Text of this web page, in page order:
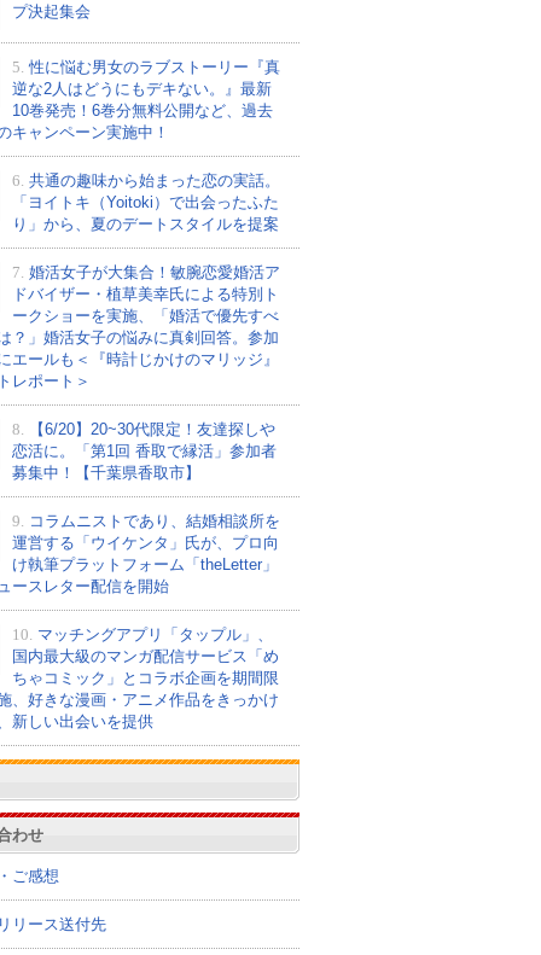
プ決起集会
5. 性に悩む男女のラブストーリー『真
逆な2人はどうにもデキない。』最新
10巻発売！6巻分無料公開など、過去
キャンペーン実施中！
6. 共通の趣味から始まった恋の実話。
「ヨイトキ（Yoitoki）で出会ったふた
り」から、夏のデートスタイルを提案
7. 婚活女子が大集合！敏腕恋愛婚活ア
ドバイザー・植草美幸氏による特別ト
ークショーを実施、「婚活で優先すべ
？」婚活女子の悩みに真剣回答。参加
エールも＜『時計じかけのマリッジ』
レポート＞
8.
【6/20】20~30代限定！友達探しや
恋活に。「第1回 香取で縁活」参加者
募集中！【千葉県香取市】
9.
コラムニストであり、結婚相談所を
運営する「ウイケンタ」氏が、プロ向
け執筆プラットフォーム「theLetter」
ースレター配信を開始
10. マッチングアプリ「タップル」、
国内最大級のマンガ配信サービス「め
ちゃコミック」とコラボ企画を期間限
、好きな漫画・アニメ作品をきっかけ
新しい出会いを提供
わせ
ご感想
リース送付先